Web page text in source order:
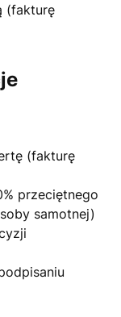
(fakturę
(fakturę
przeciętnego
samotnej)